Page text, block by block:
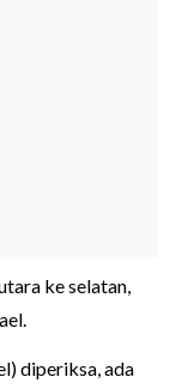
ke selatan,
diperiksa, ada